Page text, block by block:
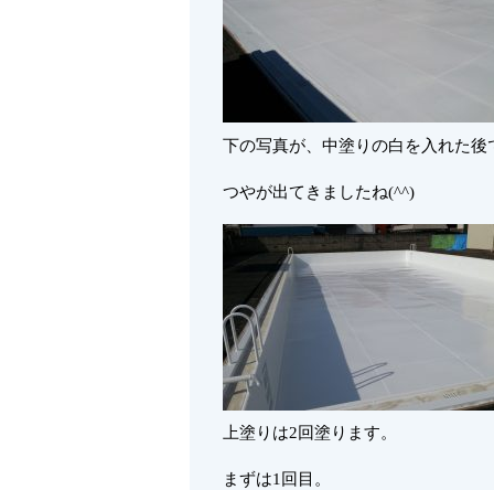
下の写真が、中塗りの白を入れた後
つやが出てきましたね(^^)
上塗りは2回塗ります。
まずは1回目。